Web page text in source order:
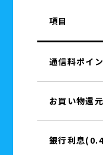
項目
通信料ポイ
お買い物還
銀行利息